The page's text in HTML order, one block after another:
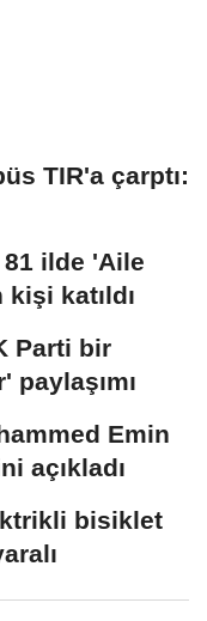
TIR'a çarptı:
81 ilde 'Aile
kişi katıldı
Parti bir
paylaşımı
Emin
açıkladı
bisiklet